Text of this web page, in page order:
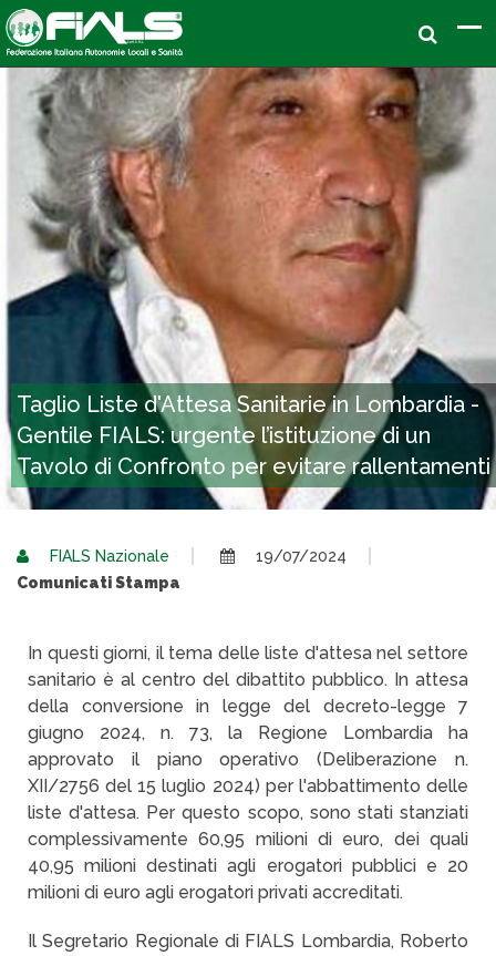
Taglio Liste d'Attesa Sanitarie in Lombardia -
Gentile FIALS: urgente l’istituzione di un
Tavolo di Confronto per evitare rallentamenti
FIALS Nazionale
19/07/2024
Comunicati Stampa
In questi giorni, il tema delle liste d'attesa nel settore
sanitario è al centro del dibattito pubblico. In attesa
della conversione in legge del decreto-legge 7
giugno 2024, n. 73, la Regione Lombardia ha
approvato il piano operativo (Deliberazione n.
XII/2756 del 15 luglio 2024) per l'abbattimento delle
liste d'attesa. Per questo scopo, sono stati stanziati
complessivamente 60,95 milioni di euro, dei quali
40,95 milioni destinati agli erogatori pubblici e 20
milioni di euro agli erogatori privati accreditati.
Il Segretario Regionale di FIALS Lombardia, Roberto